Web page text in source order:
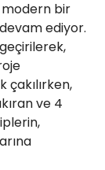
modern bir
ediyor.
çakılırken,
ve 4